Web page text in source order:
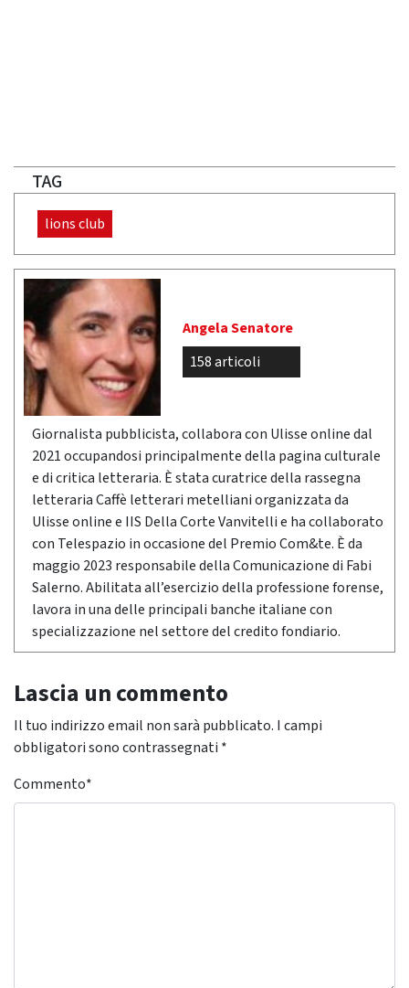
TAG
lions club
Angela Senatore
158 articoli
Giornalista pubblicista, collabora con Ulisse online dal
2021 occupandosi principalmente della pagina culturale
e di critica letteraria. È stata curatrice della rassegna
letteraria Caffè letterari metelliani organizzata da
Ulisse online e IIS Della Corte Vanvitelli e ha collaborato
con Telespazio in occasione del Premio Com&te. È da
maggio 2023 responsabile della Comunicazione di Fabi
Salerno. Abilitata all’esercizio della professione forense,
lavora in una delle principali banche italiane con
specializzazione nel settore del credito fondiario.
Lascia un commento
Il tuo indirizzo email non sarà pubblicato. I campi
obbligatori sono contrassegnati *
Commento*